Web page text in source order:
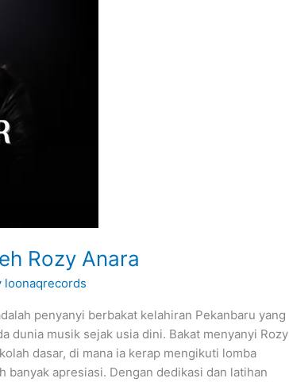
Rozy Anara
loonaqrecords
penyanyi berbakat kelahiran Pekanbaru yang
dunia musik sejak usia dini. Bakat menyanyi Rozy
dasar, di mana ia kerap mengikuti lomba
banyak apresiasi. Dengan dedikasi dan latihan